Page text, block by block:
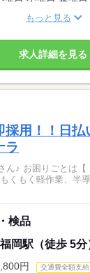
もっと見る
求人詳細を見る
用！！日
ラ
ん♪ お困りごとは
検品
岡駅（徒歩 5分
円 交通費全額支給